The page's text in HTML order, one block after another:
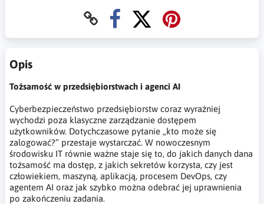
Opis
Tożsamość w przedsiębiorstwach i agenci AI
Cyberbezpieczeństwo przedsiębiorstw coraz wyraźniej
wychodzi poza klasyczne zarządzanie dostępem
użytkowników. Dotychczasowe pytanie „kto może się
zalogować?” przestaje wystarczać. W nowoczesnym
środowisku IT równie ważne staje się to, do jakich danych dana
tożsamość ma dostęp, z jakich sekretów korzysta, czy jest
człowiekiem, maszyną, aplikacją, procesem DevOps, czy
agentem AI oraz jak szybko można odebrać jej uprawnienia
po zakończeniu zadania.